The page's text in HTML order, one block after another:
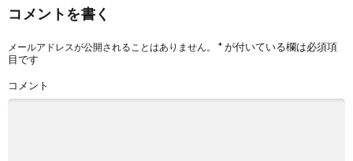
コメントを書く
メールアドレスが公開されることはありません。 *が付いている欄は必須項
目です
コメント